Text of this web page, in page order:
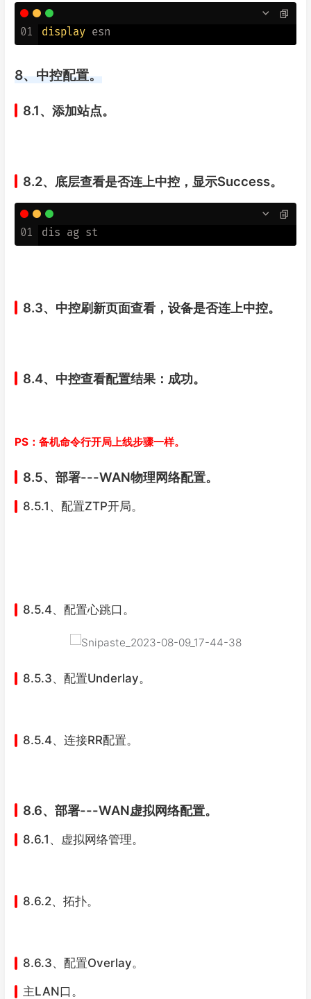
01 display
8、中控配置。
8.1、添加站点。
8.2、底层查看是否连上中控，显示Success。
01
8.3、中控刷新页面查看，设备是否连上中控。
8.4、中控查看配置结果：成功。
PS：备机命令行开局上线步骤一样。
8.5、部署---WAN物理网络配置。
8.5.1、配置ZTP开局。
8.5.4、配置心跳口。
8.5.3、配置Underlay。
8.5.4、连接RR配置。
8.6、部署---WAN虚拟网络配置。
8.6.1、虚拟网络管理。
8.6.2、拓扑。
8.6.3、配置Overlay。
主LAN口。